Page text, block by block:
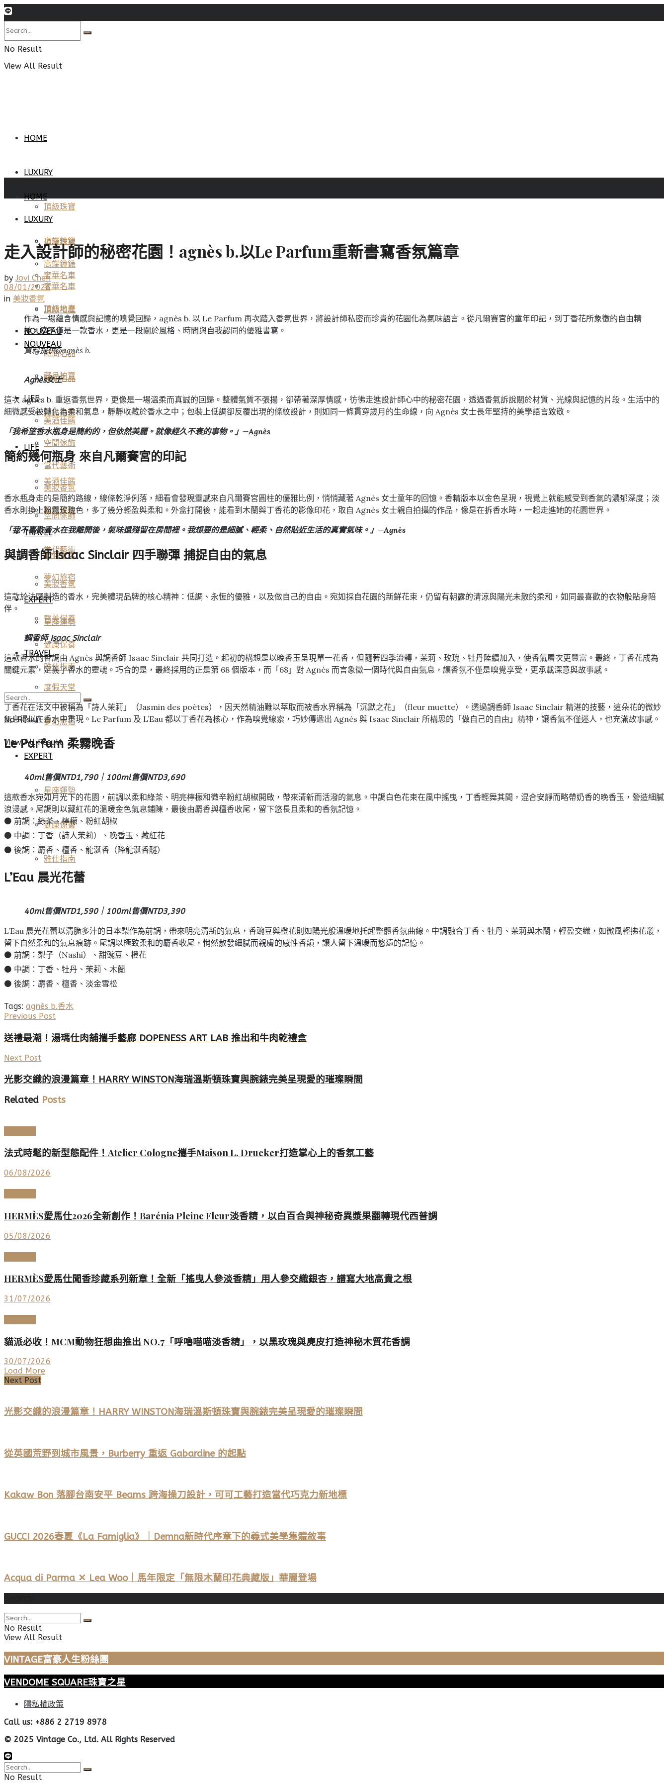
No Result
View All Result
HOME
LUXURY
頂級珠寶
高端鐘錶
奢華名車
頂級地產
NOUVEAU
時尚名品
藏品拍賣
LIFE
美酒佳餚
空間傢飾
當代藝術
美妝香氛
醫美保養
TRAVEL
度假天堂
夢幻旅宿
EXPERT
星座運勢
健康保養
雅仕指南
HOME
LUXURY
頂級珠寶
高端鐘錶
奢華名車
頂級地產
NOUVEAU
時尚名品
藏品拍賣
LIFE
美酒佳餚
空間傢飾
當代藝術
美妝香氛
醫美保養
TRAVEL
度假天堂
夢幻旅宿
EXPERT
星座運勢
健康保養
雅仕指南
No Result
View All Result
走入設計師的秘密花園！agnès b.以Le Parfum重新書寫香氛篇章
by Jovi Chen
08/01/2026
in 美妝香氛
作為一場蘊含情感與記憶的嗅覺回歸，agnès b. 以 Le Parfum 再次踏入香氛世界，將設計師私密而珍貴的花園化為氣味語言。從凡爾賽宮的童年印記，到丁香花所象徵的自由精
神，這不僅是一款香水，更是一段關於風格、時間與自我認同的優雅書寫。
資料提供@agnès b.
Agnès女士
這次 agnès b. 重返香氛世界，更像是一場溫柔而真誠的回歸。整體氣質不張揚，卻帶著深厚情感，彷彿走進設計師心中的秘密花園，透過香氣訴說關於材質、光線與記憶的片段。生活中的
細微感受被轉化為柔和氣息，靜靜收藏於香水之中；包裝上低調卻反覆出現的條紋設計，則如同一條貫穿歲月的生命線，向 Agnès 女士長年堅持的美學語言致敬。
「我希望香水瓶身是簡約的，但依然美麗。就像經久不衰的事物。」—Agnès
簡約幾何瓶身 來自凡爾賽宮的印記
香水瓶身走的是簡約路線，線條乾淨俐落，細看會發現靈感來自凡爾賽宮圓柱的優雅比例，悄悄藏著 Agnès 女士童年的回憶。香精版本以金色呈現，視覺上就能感受到香氣的濃郁深度；淡
香水則換上粉霧玫瑰色，多了幾分輕盈與柔和。外盒打開後，能看到木蘭與丁香花的影像印花，取自 Agnès 女士親自拍攝的作品，像是在拆香水時，一起走進她的花園世界。
「我不喜歡香水在我離開後，氣味還殘留在房間裡。我想要的是細膩、輕柔、自然貼近生活的真實氣味。」—Agnès
與調香師 Isaac Sinclair 四手聯彈 捕捉自由的氣息
這款於法國製造的香水，完美體現品牌的核心精神：低調、永恆的優雅，以及做自己的自由。宛如採自花園的新鮮花束，仍留有朝露的清涼與陽光未散的柔和，如同最喜歡的衣物般貼身陪
伴。
調香師 Isaac Sinclair
這款香水的香調由 Agnès 與調香師 Isaac Sinclair 共同打造。起初的構想是以晚香玉呈現單一花香，但隨著四季流轉，茉莉、玫瑰、牡丹陸續加入，使香氣層次更豐富。最終，丁香花成為
關鍵元素，定義了香水的靈魂。巧合的是，最終採用的正是第 68 個版本，而「68」對 Agnès 而言象徵一個時代與自由氣息，讓香氛不僅是嗅覺享受，更承載深意與故事感。
丁香花在法文中被稱為「詩人茉莉」（Jasmin des poètes），因天然精油難以萃取而被香水界稱為「沉默之花」（fleur muette）。透過調香師 Isaac Sinclair 精湛的技藝，這朵花的微妙
氣息得以在香水中重現。Le Parfum 及 L’Eau 都以丁香花為核心，作為嗅覺線索，巧妙傳遞出 Agnès 與 Isaac Sinclair 所構思的「做自己的自由」精神，讓香氣不僅迷人，也充滿故事感。
Le Parfum 柔霧晚香
40ml售價NTD1,790｜100ml售價NTD3,690
這款香水宛如月光下的花園，前調以柔和綠茶、明亮檸檬和微辛粉紅胡椒開啟，帶來清新而活潑的氣息。中調白色花束在風中搖曳，丁香輕舞其間，混合安靜而略帶奶香的晚香玉，營造細膩
浪漫感。尾調則以藏紅花的溫暖金色氣息鋪陳，最後由麝香與檀香收尾，留下悠長且柔和的香氛記憶。
⚫ 前調：綠茶、檸檬、粉紅胡椒
⚫ 中調：丁香（詩人茉莉）、晚香玉、藏紅花
⚫ 後調：麝香、檀香、龍涎香（降龍涎香醚）
L’Eau 晨光花蕾
40ml售價NTD1,590｜100ml售價NTD3,390
L’Eau 晨光花蕾以清脆多汁的日本梨作為前調，帶來明亮清新的氣息，香豌豆與橙花則如陽光般溫暖地托起整體香氛曲線。中調融合丁香、牡丹、茉莉與木蘭，輕盈交織，如微風輕拂花叢，
留下自然柔和的氣息痕跡。尾調以極致柔和的麝香收尾，悄然散發細膩而親膚的感性香韻，讓人留下溫暖而悠遠的記憶。
⚫ 前調：梨子（Nashi）、甜豌豆、橙花
⚫ 中調：丁香、牡丹、茉莉、木蘭
⚫ 後調：麝香、檀香、淡金雪松
Tags: agnès b.香水
Previous Post
送禮最潮！湯瑪仕肉舖攜手藝廊 DOPENESS ART LAB 推出和牛肉乾禮盒
Next Post
光影交織的浪漫篇章！HARRY WINSTON海瑞溫斯頓珠寶與腕錶完美呈現愛的璀璨瞬間
Related Posts
法式時髦的新型態配件！Atelier Cologne攜手Maison L. Drucker打造掌心上的香氛工藝
06/08/2026
HERMÈS愛馬仕2026全新創作！Barénia Pleine Fleur淡香精，以白百合與神秘奇異漿果翻轉現代西普調
05/08/2026
HERMÈS愛馬仕聞香珍藏系列新章！全新「搖曳人參淡香精」用人參交織銀杏，譜寫大地高貴之根
31/07/2026
貓派必收！MCM動物狂想曲推出 NO.7「呼嚕喵喵淡香精」，以黑玫瑰與麂皮打造神秘木質花香調
30/07/2026
Load More
Next Post
光影交織的浪漫篇章！HARRY WINSTON海瑞溫斯頓珠寶與腕錶完美呈現愛的璀璨瞬間
從英國荒野到城市風景，Burberry 重返 Gabardine 的起點
Kakaw Bon 落腳台南安平 Beams 跨海操刀設計，可可工藝打造當代巧克力新地標
GUCCI 2026春夏《La Famiglia》｜Demna新時代序章下的義式美學集體敘事
Acqua di Parma ✕ Lea Woo｜馬年限定「無限木蘭印花典藏版」華麗登場
No Result
View All Result
VINTAGE富豪人生粉絲團
VENDOME SQUARE珠寶之星
隱私權政策
Call us: +886 2 2719 8978
© 2025 Vintage Co., Ltd. All Rights Reserved
No Result